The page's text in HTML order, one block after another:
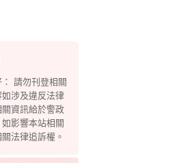
請勿刊登相關
涉及違反法律
資訊給於警政
影響本站相關
法律追訴權。